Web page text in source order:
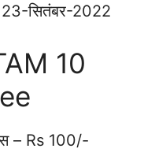
23-सितंबर-2022
10
– Rs 100/-